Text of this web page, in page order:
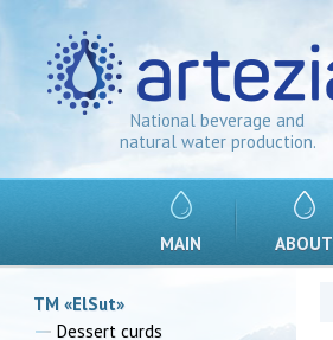
National beverage and
natural water production.
MAIN ABOUT
TM «ElSut»
Dessert curds